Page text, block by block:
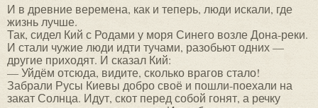
И в древние веремена, как и теперь, люди искали, где
жизнь лучше.
Так, сидел Кий с Родами у моря Синего возле Дона-реки.
И стали чужие люди идти тучами, разобьют одних —
другие приходят. И сказал Кий:
— Уйдём отсюда, видите, сколько врагов стало!
Забрали Русы Киевы добро своё и пошли-поехали на
закат Солнца. Идут, скот перед собой гонят, а речку